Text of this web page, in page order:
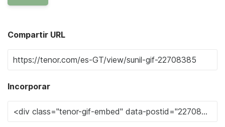
Compartir URL
Incorporar